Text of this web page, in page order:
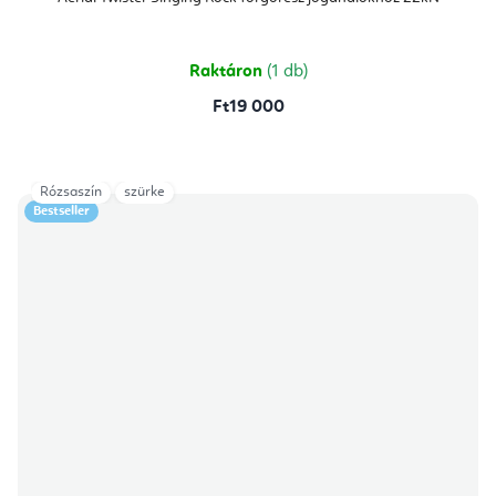
Raktáron (1 db)
Ft19 000
Bestseller
Rózsaszín szürke